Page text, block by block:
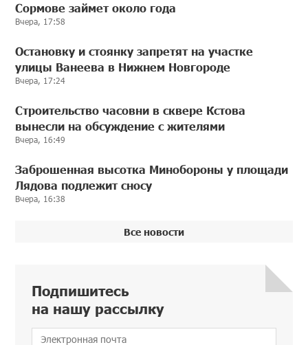
Сормове займет около года
Вчера, 17:58
Остановку и стоянку запретят на участке
улицы Ванеева в Нижнем Новгороде
Вчера, 17:24
Строительство часовни в сквере Кстова
вынесли на обсуждение с жителями
Вчера, 16:49
Заброшенная высотка Минобороны у площади
Лядова подлежит сносу
Вчера, 16:38
Все новости
Подпишитесь
на нашу рассылку